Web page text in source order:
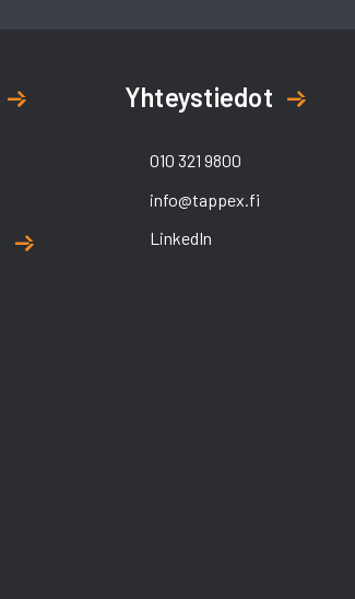
Yhteystiedot
010 321 9800
info@tappex.fi
LinkedIn